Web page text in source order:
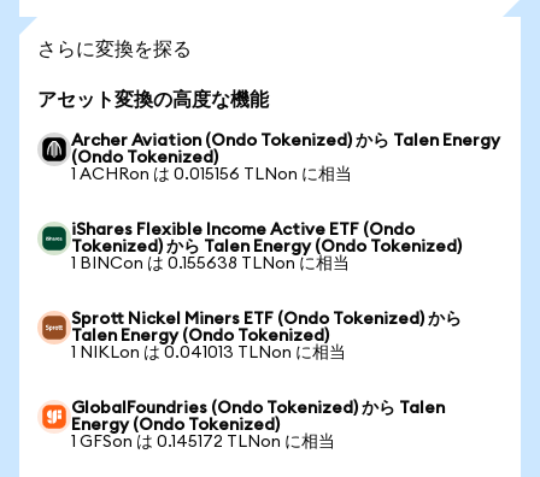
さらに変換を探る
アセット変換の高度な機能
Archer Aviation (Ondo Tokenized) から Talen Energy
(Ondo Tokenized)
1 ACHRon は 0.015156 TLNon に相当
iShares Flexible Income Active ETF (Ondo
Tokenized) から Talen Energy (Ondo Tokenized)
1 BINCon は 0.155638 TLNon に相当
Sprott Nickel Miners ETF (Ondo Tokenized) から
Talen Energy (Ondo Tokenized)
1 NIKLon は 0.041013 TLNon に相当
GlobalFoundries (Ondo Tokenized) から Talen
Energy (Ondo Tokenized)
1 GFSon は 0.145172 TLNon に相当